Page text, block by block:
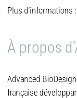
Plus d’informations
À propos
Advanced
française